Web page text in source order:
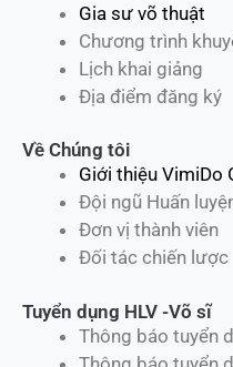
Gia sư võ thuật
Chương trình
Lịch khai giảng
Địa điểm đăng ký
Về Chúng tôi
Giới thiệu VimiDo
Đội ngũ Huấn
Đơn vị thành viên
Đối tác chiến lược
Tuyển dụng HLV -Võ sĩ
Thông báo tuyển